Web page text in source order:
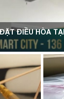
ĐIỀU HÒA